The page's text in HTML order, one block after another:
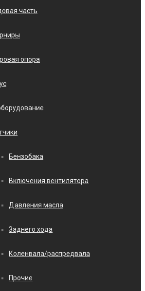
часть
опора
Бензобака
Включения вентилятора
Давления масла
Заднего хода
Коленвала/распредвала
Прочие